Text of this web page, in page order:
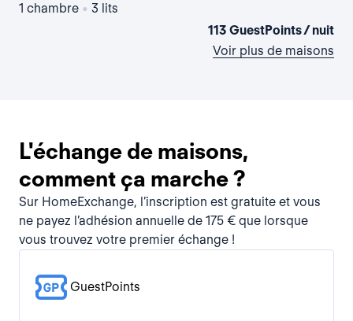
1 chambre • 3 lits
113 GuestPoints / nuit
Voir plus de maisons
L'échange de maisons,
comment ça marche ?
Sur HomeExchange, l’inscription est gratuite et vous
ne payez l’adhésion annuelle de 175 € que lorsque
vous trouvez votre premier échange !
GuestPoints